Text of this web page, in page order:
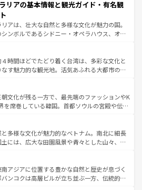
ーリンズでは、音楽と美食が融合した独特の
旅行者はアメリカの各地域で異なる魅力を楽
その多様性と豊かな歴史を感じることができ
でのロードトリップや列車の旅も、アメリカ
せない。また、定番の観光地といえばオアフ
な自然を求めるならマウイ島やカウアイ島が
メラルドグリーンに輝く海をはじめ、豊かな
息づいている。「アロハスピリット」と呼ば
いローカルフードやハワイアンミュージッ
フラダンスなど、すべてがハワイの魅力を彩
れるたびに新しい発見と感動が待っているハ
一覧
リアの基本情報と観光ガイド・有名観
アは、壮大な自然と多様な文化が魅力の国。
ンボルであるシドニー・オペラハウス、オー
大陸中央部にそびえるウルル（エアーズロッ
ニアの美しい原生林やケアンズの熱帯雨林な
がたくさん。また、カフェやワイン、オージ
ィビティも充実しており、サーフィンやダイ
キングなど、アウトドア好きにはたまらな
ラリアの多彩な魅力を存分に味わいつくそ
い。
時間ほどでたどり着く台湾は、多彩な文化と
す魅力的な観光地。活気あふれる大都市の台
な山岳地帯である台湾東部など、都市の喧騒
さが共存しており、訪れる人に新しい発見と
してくれる。また、奥深い台湾の食文化も魅
評判のスイーツなど、バラエティ豊かな料理
が味わえる。 なお、新着の台湾情報は コンテンツ一覧を参
。
文化が残る一方で、最先端のファッションやK
を席巻している韓国。首都ソウルの宮殿や伝統
を延ばせば四季折々の自然美を楽しむことが
て、キムチや焼肉、絶品のストリートフード
ざまな韓国料理が待っている。夜には、韓国な
れながら、韓国の多彩な魅力を心ゆくまで味
わってみてほしい。 なお、新着の韓国情報はコンテンツ一
ほしい。
多様な文化が魅力的なベトナム。南北に細長
土には、広大な田園風景や青々とした山々、世
共に伝統が息づく。ハノイの古い町並みやホ
フランス統治時代の建物も、独特の雰囲気を
る。また、バラエティの豊かさとおいしさで
アジアに位置する豊かな自然と歴史が息づく
ンコクは高層ビルが立ち並ぶ一方、伝統的な